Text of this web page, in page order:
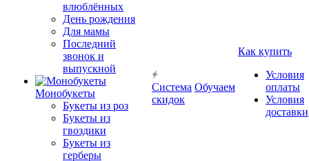
влюблённых
День рождения
Для мамы
Последний
звонок и
выпускной
Монобукеты
Букеты из роз
Букеты из
гвоздики
Букеты из
герберы
Система
скидок
Обучаем
Как купить
Условия
оплаты
Условия
доставки